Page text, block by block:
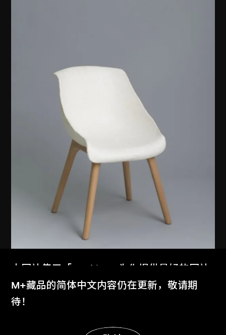
固
2012
本网站使用「Cookies」为你提供最好的网站
体验。
了解更多
M+藏品的简体中文内容仍在更新，敬请期
待！
显示更多